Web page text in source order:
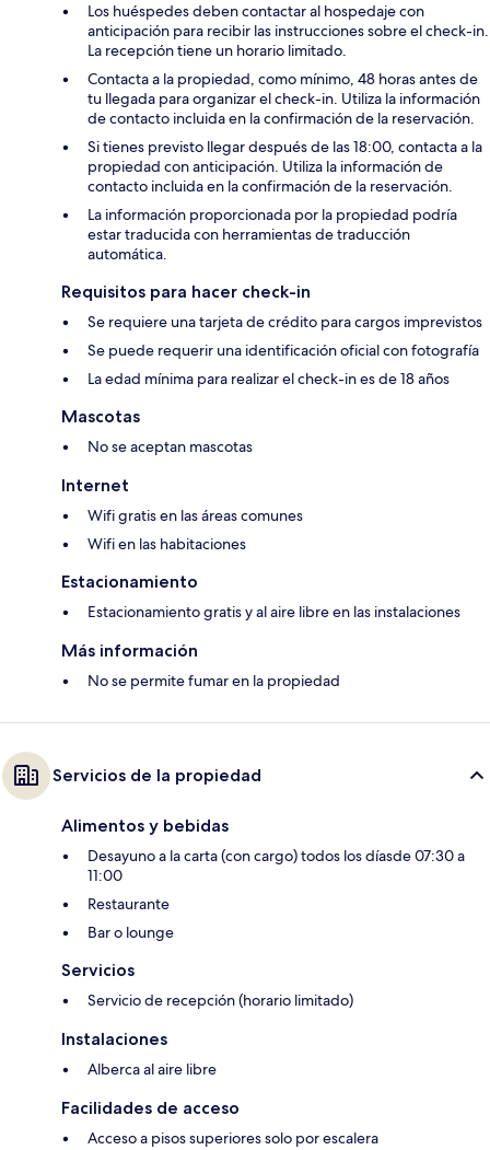
Los huéspedes deben contactar al hospedaje con
anticipación para recibir las instrucciones sobre el check-in.
La recepción tiene un horario limitado.
Contacta a la propiedad, como mínimo, 48 horas antes de
tu llegada para organizar el check-in. Utiliza la información
de contacto incluida en la confirmación de la reservación.
Si tienes previsto llegar después de las 18:00, contacta a la
propiedad con anticipación. Utiliza la información de
contacto incluida en la confirmación de la reservación.
La información proporcionada por la propiedad podría
estar traducida con herramientas de traducción
automática.
Requisitos para hacer check-in
Se requiere una tarjeta de crédito para cargos imprevistos
Se puede requerir una identificación oficial con fotografía
La edad mínima para realizar el check-in es de 18 años
Mascotas
No se aceptan mascotas
Internet
Wifi gratis en las áreas comunes
Wifi en las habitaciones
Estacionamiento
Estacionamiento gratis y al aire libre en las instalaciones
Más información
No se permite fumar en la propiedad
Servicios de la propiedad
Alimentos y bebidas
Desayuno a la carta (con cargo) todos los díasde 07:30 a
11:00
Restaurante
Bar o lounge
Servicios
Servicio de recepción (horario limitado)
Instalaciones
Alberca al aire libre
Facilidades de acceso
Acceso a pisos superiores solo por escalera